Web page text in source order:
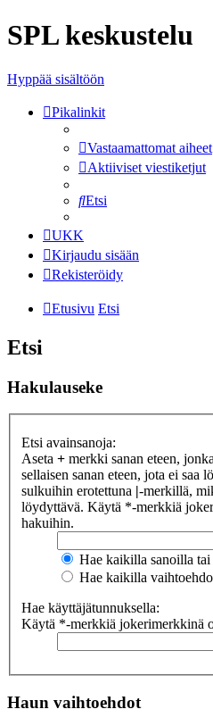
SPL keskustelu
Hyppää sisältöön
Pikalinkit
Vastaamattomat aiheet
Aktiiviset viestiketjut
Etsi
UKK
Kirjaudu sisään
Rekisteröidy
Etusivu Etsi
Etsi
Hakulauseke
Etsi avainsanoja:
Aseta + merkki sanan eteen,
sellaisen sanan eteen, jota ei saa
sulkuihin erotettuna |-merkillä,
löydyttävä. Käytä *-merkkiä
hakuihin.
Hae kaikilla sanoilla
Hae kaikilla
Hae käyttäjätunnuksella:
Käytä *-merkkiä jokerimerkkinä
Haun vaihtoehdot